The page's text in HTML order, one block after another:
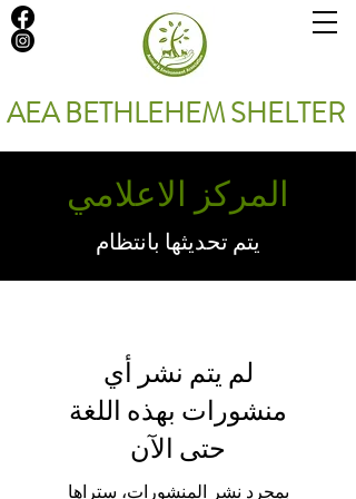
AEA BETHLEHEM SHELTER
المركز الاعلامي
يتم تحديثها بانتظام
لم يتم نشر أي
منشورات بهذه اللغة
حتى الآن
بمجرد نشر المنشورات، ستراها